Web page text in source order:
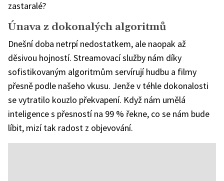
zastaralé?
Únava z dokonalých algoritmů
Dnešní doba netrpí nedostatkem, ale naopak až
děsivou hojností. Streamovací služby nám díky
sofistikovaným algoritmům servírují hudbu a filmy
přesně podle našeho vkusu. Jenže v téhle dokonalosti
se vytratilo kouzlo překvapení. Když nám umělá
inteligence s přesností na 99 % řekne, co se nám bude
líbit, mizí tak radost z objevování.